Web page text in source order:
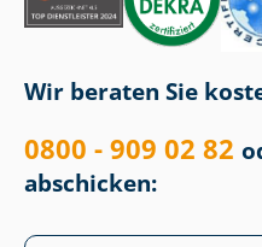
Wir beraten Sie
0800 - 909 02 82
abschicken: